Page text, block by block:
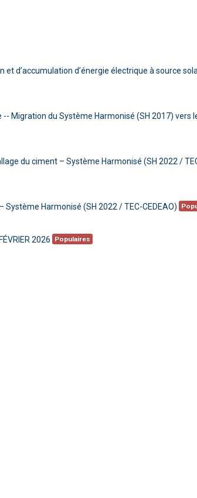
d’accumulation d’énergie électrique à source
Migration du Système Harmonisé (SH 2017) vers
du ciment – Système Harmonisé (SH 2022 /
Harmonisé (SH 2022 / TEC-CEDEAO)
2026 Populaires